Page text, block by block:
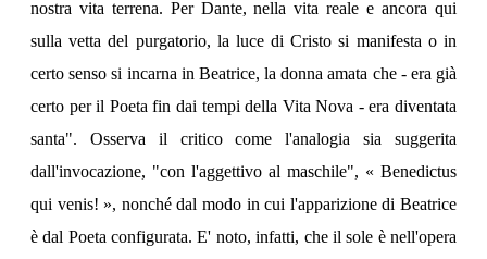
nostra vita terrena. Per Dante, nella vita reale e ancora qui
sulla vetta del purgatorio, la luce di Cristo si manifesta o in
certo senso si incarna in Beatrice, la donna amata che - era già
certo per il Poeta fin dai tempi della Vita Nova - era diventata
santa". Osserva il critico come l'analogia sia suggerita
dall'invocazione, "con l'aggettivo al maschile", « Benedictus
qui venis! », nonché dal modo in cui l'apparizione di Beatrice
è dal Poeta configurata. E' noto, infatti, che il sole è nell'opera